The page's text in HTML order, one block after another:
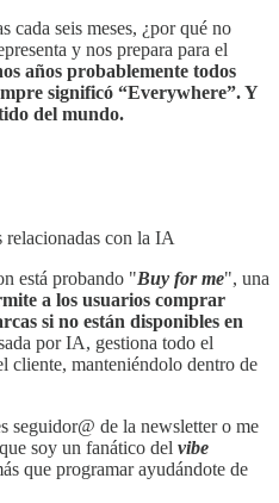
cada seis meses, ¿por qué no
y nos prepara para el
años probablemente todos
significó “Everywhere”. Y
del mundo.
relacionadas con la IA
está probando "Buy for me", una
a los usuarios comprar
si no están disponibles en
por IA, gestiona todo el
cliente, manteniéndolo dentro de
seguidor@ de la newsletter o me
soy un fanático del vibe
que programar ayudándote de